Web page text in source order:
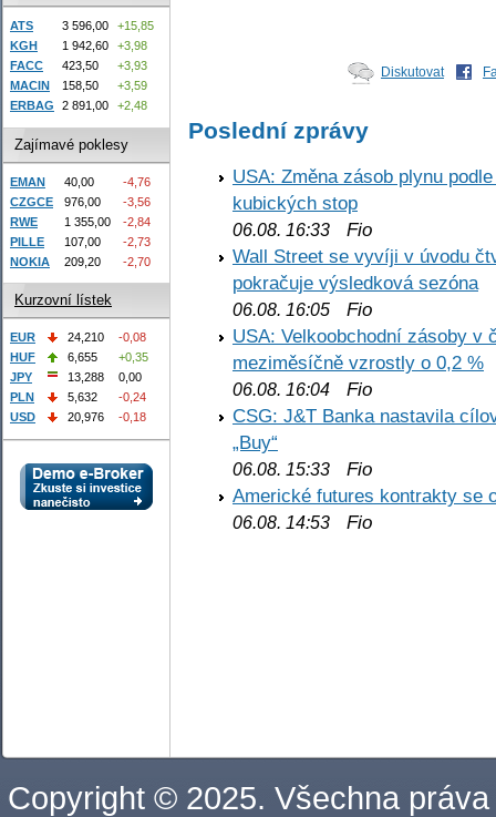
Diskutovat
Poslední zprávy
USA: Změna zásob plynu
kubických stop
06.08. 16:33 Fio
Wall Street se vyvíji v úvodu
pokračuje výsledková sezóna
06.08. 16:05 Fio
USA: Velkoobchodní zásoby v
meziměsíčně vzrostly o 0,2 %
06.08. 16:04 Fio
CSG: J&T Banka nastavila
„Buy“
06.08. 15:33 Fio
Americké futures kontrakty se
06.08. 14:53 Fio
ATS 3 596,00
+15,85
KGH
1 942,60
+3,98
FACC
423,50
+3,93
MACIN
158,50
+3,59
ERBAG
2 891,00 +2,48
Zajímavé poklesy
EMAN 40,00
-4,76
CZGCE
976,00
-3,56
RWE
1 355,00
-2,84
PILLE
107,00
-2,73
NOKIA
209,20 -2,70
Kurzovní lístek
EUR 24,210
-0,08
HUF
6,655
+0,35
JPY
13,288
0,00
PLN
5,632
-0,24
USD
20,976 -0,18
Copyright © 2025. Všechna práva